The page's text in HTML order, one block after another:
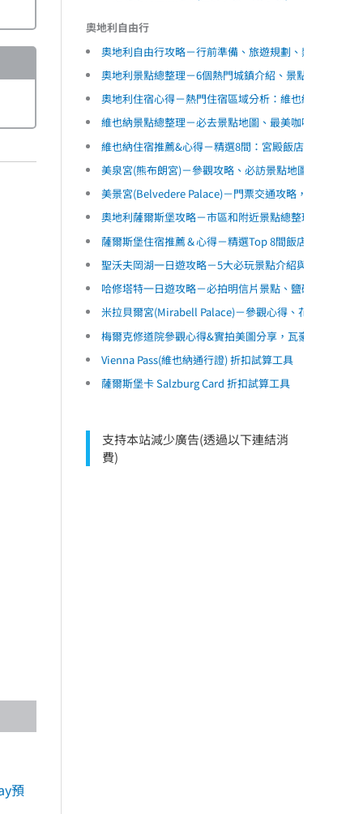
預
奧地利自由行
奧地利自由行攻略－行前準備、旅遊規劃、熱門城鎮和
奧地利景點總整理－6個熱門城鎮介紹、景點地圖懶人
奧地利住宿心得－熱門住宿區域分析：維也納、薩爾斯
維也納景點總整理－必去景點地圖、最美咖啡廳、音樂
維也納住宿推薦&心得－精選8間：宮殿飯店、近期開幕
美泉宮(熊布朗宮)－參觀攻略、必訪景點地圖、實拍
美景宮(Belvedere Palace)－門票交通攻略，必看名畫
奧地利薩爾斯堡攻略－市區和附近景點總整理、必吃美
薩爾斯堡住宿推薦＆心得－精選Top 8間飯店：近期開
聖沃夫岡湖一日遊攻略－5大必玩景點介紹與遊船心得
哈修塔特一日遊攻略－必拍明信片景點、鹽礦、遊船，
米拉貝爾宮(Mirabell Palace)－參觀心得、花園美圖分
梅爾克修道院參觀心得&實拍美圖分享，瓦豪河谷景點
Vienna Pass(維也納通行證) 折扣試算工具
薩爾斯堡卡 Salzburg Card 折扣試算工具
支持本站減少廣告(透過以下連結消
費)